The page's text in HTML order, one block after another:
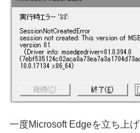
一度Microsoft Edgeを立ち上